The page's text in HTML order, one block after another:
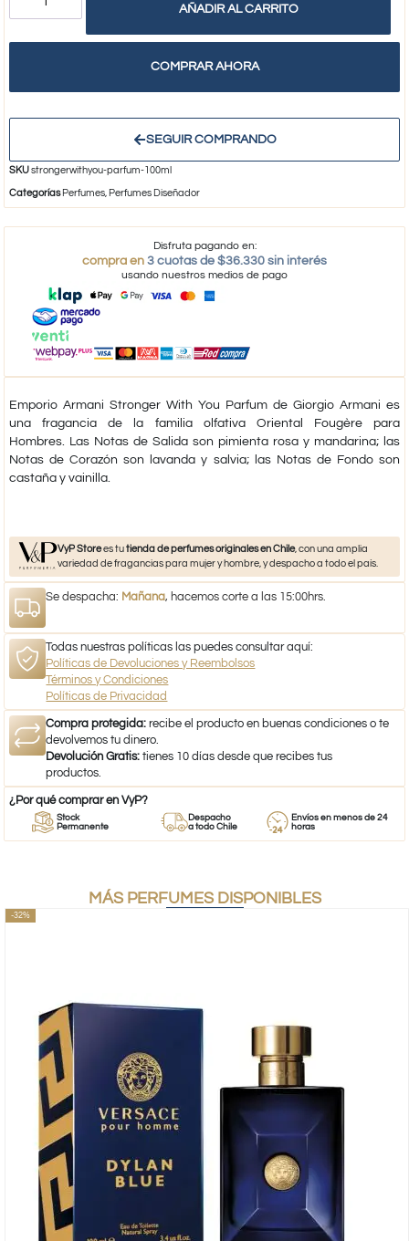
AÑADIR AL CARRITO
COMPRAR AHORA
SEGUIR COMPRANDO
SKUstrongerwithyou-parfum-100ml
Categorías Perfumes, Perfumes Diseñador
Disfruta pagando en:
compra en 3 cuotas de $36.330 sin interés
usando nuestros medios de pago
Emporio Armani Stronger With You Parfumde Giorgio Armani es
una fragancia de la familia olfativa Oriental Fougère para
Hombres. Las Notas de Salida son pimienta rosa y mandarina; las
Notas de Corazón son lavanda y salvia; las Notas de Fondo son
castaña y vainilla.
VyP Storees tutienda de perfumes originales en Chile, con una amplia
variedad de fragancias para mujer y hombre, y despacho a todo el país.
Se despacha: Mañana, hacemos corte a las 15:00hrs.
Todas nuestras políticas las puedes consultar aquí:
Políticas de Devoluciones y Reembolsos
Términos y Condiciones
Políticas de Privacidad
Compra protegida: recibe el producto en buenas condiciones o te
devolvemos tu dinero.
Devolución Gratis: tienes 10 días desde que recibes tus
productos.
¿Por qué comprar en VyP?
Stock
Permanente
Despacho
a todo Chile
Envíos en menos de 24
horas
MÁS PERFUMES DISPONIBLES
-32%